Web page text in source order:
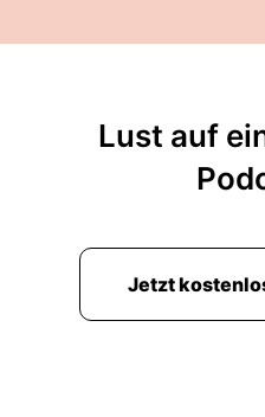
Lust auf
Jetzt